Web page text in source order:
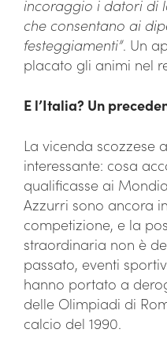
incoraggio i datori di
che consentano ai
festeggiamenti”. Un
placato gli animi nel
E l’Italia? Un
La vicenda scozzese
interessante: cosa
qualificasse ai
Azzurri sono ancora
competizione, e la
straordinaria non è
passato, eventi
hanno portato a
delle Olimpiadi di
calcio del 1990.